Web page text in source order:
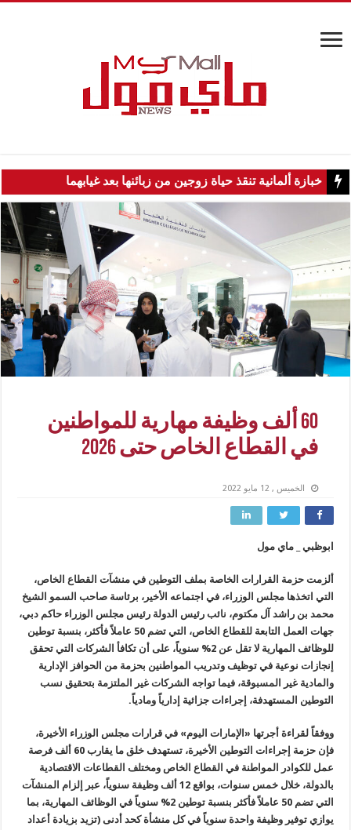
خبازة ألمانية تنقذ حياة زوجين من زبائنها بعد غيابهما
60 ألف وظيفة مهارية للمواطنين
في القطاع الخاص حتى 2026
الخميس , 12 مايو 2022
ابوظبي _ ماي مول
ألزمت حزمة القرارات الخاصة بملف التوطين في منشآت القطاع الخاص،
التي اتخذها مجلس الوزراء، في اجتماعه الأخير، برئاسة صاحب السمو الشيخ
محمد بن راشد آل مكتوم، نائب رئيس الدولة رئيس مجلس الوزراء حاكم دبي،
جهات العمل التابعة للقطاع الخاص، التي تضم 50 عاملاً فأكثر، بنسبة توطين
للوظائف المهارية لا تقل عن 2% سنوياً، على أن تكافأ الشركات التي تحقق
إنجازات نوعية في توظيف وتدريب المواطنين بحزمة من الحوافز الإدارية
والمادية غير المسبوقة، فيما تواجه الشركات غير الملتزمة بتحقيق نسب
التوطين المستهدفة، إجراءات جزائية إدارياً ومادياً.
ووفقاً لقراءة أجرتها «الإمارات اليوم» في قرارات مجلس الوزراء الأخيرة،
فإن حزمة إجراءات التوطين الأخيرة، تستهدف خلق ما يقارب 60 ألف فرصة
عمل للكوادر المواطنة في القطاع الخاص ومختلف القطاعات الاقتصادية
بالدولة، خلال خمس سنوات، بواقع 12 ألف وظيفة سنوياً، عبر إلزام المنشآت
التي تضم 50 عاملاً فأكثر بنسبة توطين 2% سنوياً في الوظائف المهارية، بما
يوازي توفير وظيفة واحدة سنوياً في كل منشأة كحد أدنى (تزيد بزيادة أعداد